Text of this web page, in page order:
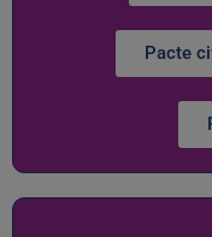
Pacte